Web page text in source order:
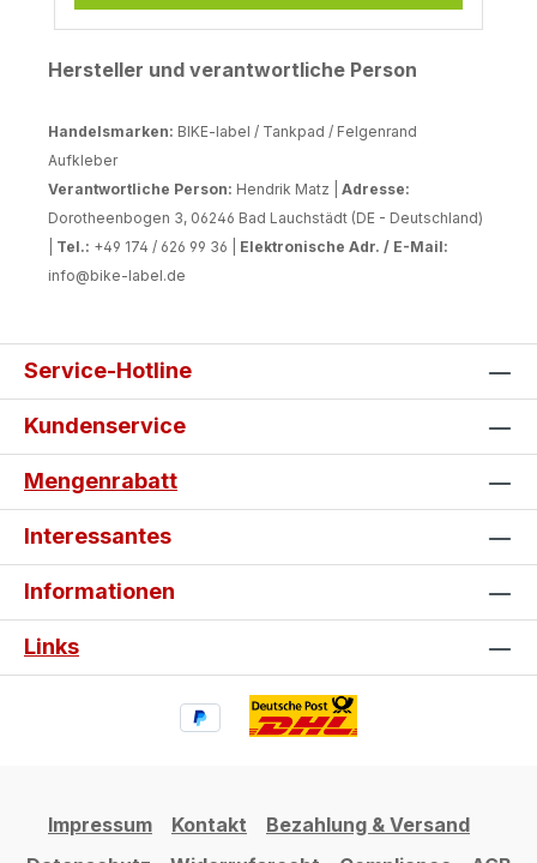
Hersteller und verantwortliche Person
Handelsmarken: BIKE-label / Tankpad / Felgenrand
Aufkleber
Verantwortliche Person: Hendrik Matz | Adresse:
Dorotheenbogen 3, 06246 Bad Lauchstädt (DE - Deutschland)
Tel.: +49 174 / 626 99 36 | Elektronische Adr. / E-Mail:
info@bike-label.de
Service-Hotline
Kundenservice
Mengenrabatt
Interessantes
Informationen
Links
Impressum Kontakt
Bezahlung & Versand